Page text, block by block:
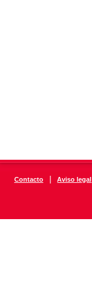
Contacto | Aviso legal